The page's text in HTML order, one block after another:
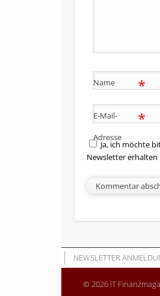
Name *
E-Mail-
Adresse
*
Ja, ich möchte
Newsletter
NEWSLETTER
© 2026 IT